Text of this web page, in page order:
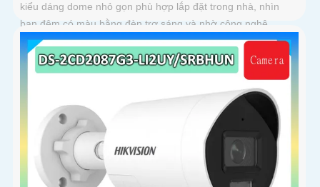
kiểu dáng dome nhỏ gọn phù hợp lắp đặt trong nhà, nhìn
ban đêm có màu bằng đèn trợ sáng và nhờ công nghệ
ColorVU HikAI-ISP, có tính năng AI giúp nhận diện người và
phương tiện, tích hợp micro kép